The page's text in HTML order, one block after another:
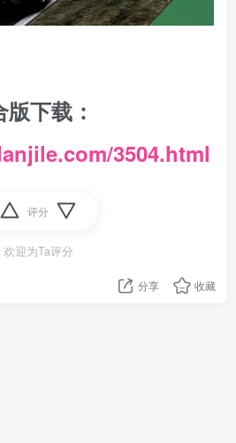
下载：
3504.html
评分
欢迎为Ta评分
分享 收藏